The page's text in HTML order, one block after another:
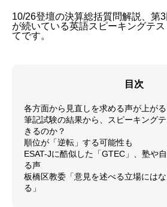
10/26登壇の決算総括質問解説、第
が続いている英語スピーキングテ
てです。
目次
各方面から見直しを求める声が上がる
筆記試験の結果から、スピーキング
きるのか？
順位が「逆転」する可能性も
ESAT-Jに酷似した「GTEC」、塾や
る声
板橋区教委「意見を述べる立場には
る」